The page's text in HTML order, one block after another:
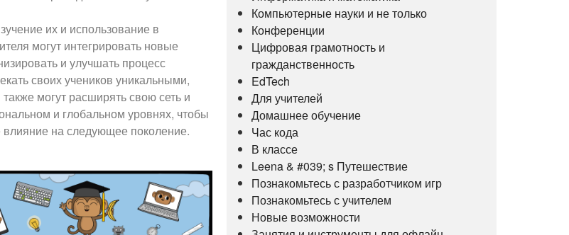
их и использование в
могут интегрировать новые
и улучшать процесс
своих учеников уникальными,
могут расширять свою сеть и
и глобальном уровнях, чтобы
на следующее поколение.
Компьютерные науки и не только
Конференции
Цифровая грамотность и
гражданственность
EdTech
Для учителей
Домашнее обучение
Час кода
В классе
Leena & #039; s Путешествие
Познакомьтесь с разработчиком игр
Познакомьтесь с учителем
Новые возможности